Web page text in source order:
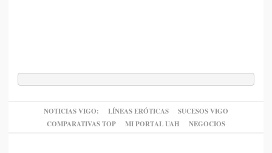
NOTICIAS VIGO: LÍNEAS ERÓTICAS
SUCESOS VIGO
COMPARATIVAS TOP
MI PORTAL UAH NEGOCIOS